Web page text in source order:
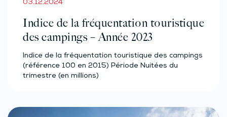
03.12.2024
Indice de la fréquentation touristique
des campings – Année 2023
Indice de la fréquentation touristique des campings
(référence 100 en 2015) Période Nuitées du
trimestre (en millions)